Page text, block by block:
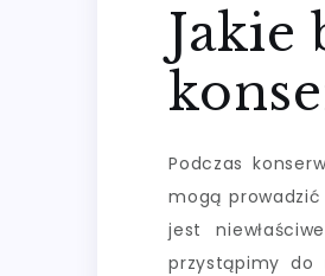
Jakie
Podczas
mogą
jest
przystąpimy do